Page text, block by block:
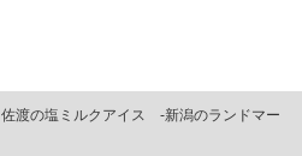
佐渡の塩ミルクアイス -新潟のランドマー